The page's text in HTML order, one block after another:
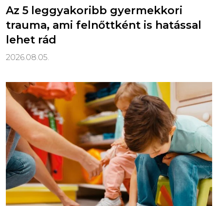
Az 5 leggyakoribb gyermekkori
trauma, ami felnőttként is hatással
lehet rád
2026.08.05.